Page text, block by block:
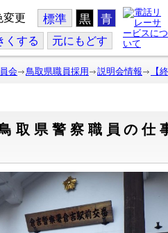
変更 標準 黒 青
くする 元にもどす
会 鳥取県職員採用 説明会情報 【
鳥取県警察職員の